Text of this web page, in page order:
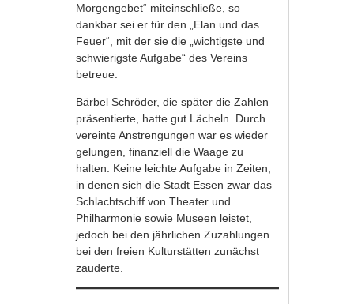
Morgengebet“ miteinschließe, so
dankbar sei er für den „Elan und das
Feuer“, mit der sie die „wichtigste und
schwierigste Aufgabe“ des Vereins
betreue.
Bärbel Schröder, die später die Zahlen
präsentierte, hatte gut Lächeln. Durch
vereinte Anstrengungen war es wieder
gelungen, finanziell die Waage zu
halten. Keine leichte Aufgabe in Zeiten,
in denen sich die Stadt Essen zwar das
Schlachtschiff von Theater und
Philharmonie sowie Museen leistet,
jedoch bei den jährlichen Zuzahlungen
bei den freien Kulturstätten zunächst
zauderte.